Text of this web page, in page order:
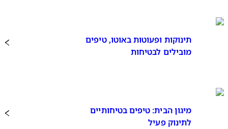
תינוקות ופעוטות באוטו, טיפים
מובילים לבטיחות
מיגון הבית: טיפים בטיחותיים
לתינוק פעיל